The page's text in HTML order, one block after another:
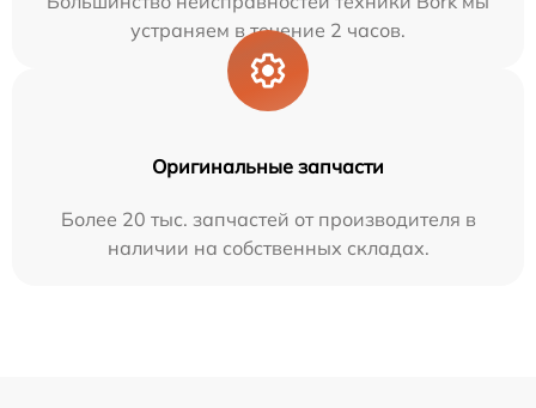
устраняем в течение 2 часов.
Оригинальные запчасти
Более 20 тыс. запчастей от производителя в
наличии на собственных складах.